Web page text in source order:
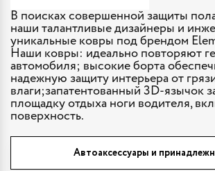
В поисках совершенной защиты
наши талантливые дизайнеры и
уникальные ковры под брендом
Наши ковры: идеально повторяют
автомобиля; высокие борта
надежную защиту интерьера от
влаги;запатентованный 3D-язычок
площадку отдыха ноги водителя,
поверхность.
Автоаксессуары и